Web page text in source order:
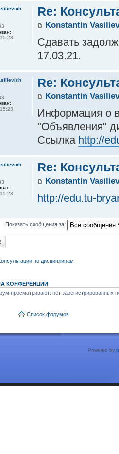
Re:
Konstantin
Сдавать
17.03.21.
Re:
Konstantin
Информация о
"Объявления"
Ссылка http://
Re:
Konstantin
http://edu.tu-
Показать сообщения за:
по дисциплинам
КОНФЕРЕНЦИИ
просматривают: нет зарегистрированных
Список форумов
Powered by